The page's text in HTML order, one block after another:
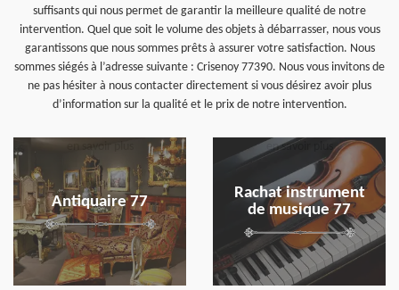
suffisants qui nous permet de garantir la meilleure qualité de notre
intervention. Quel que soit le volume des objets à débarrasser, nous vous
garantissons que nous sommes prêts à assurer votre satisfaction. Nous
sommes siégés à l’adresse suivante : Crisenoy 77390. Nous vous invitons de
ne pas hésiter à nous contacter directement si vous désirez avoir plus
d’information sur la qualité et le prix de notre intervention.
Antiquaire 77
en savoir plus
Rachat instrument
de musique 77
en savoir plus